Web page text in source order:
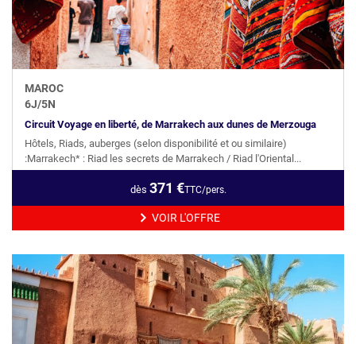
MAROC
6J/5N
Circuit Voyage en liberté, de Marrakech aux dunes de Merzouga
Hôtels, Riads, auberges (selon disponibilité et ou similaire)
:Marrakech* : Riad les secrets de Marrakech / Riad l'Oriental...
dès 371 €TTC/pers.
VOIR L'OFFRE